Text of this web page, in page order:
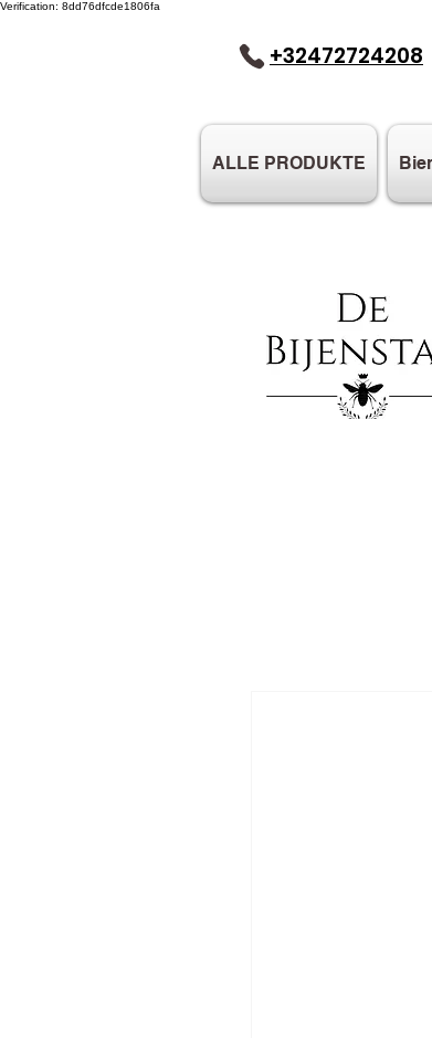
Verification: 8dd76dfcde1806fa
+32472724208
ALLE PRODUKTE